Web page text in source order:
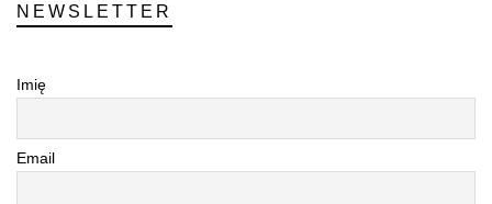
NEWSLETTER
Imię
Email